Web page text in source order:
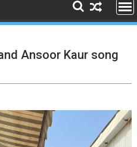
Ansoor Kaur song